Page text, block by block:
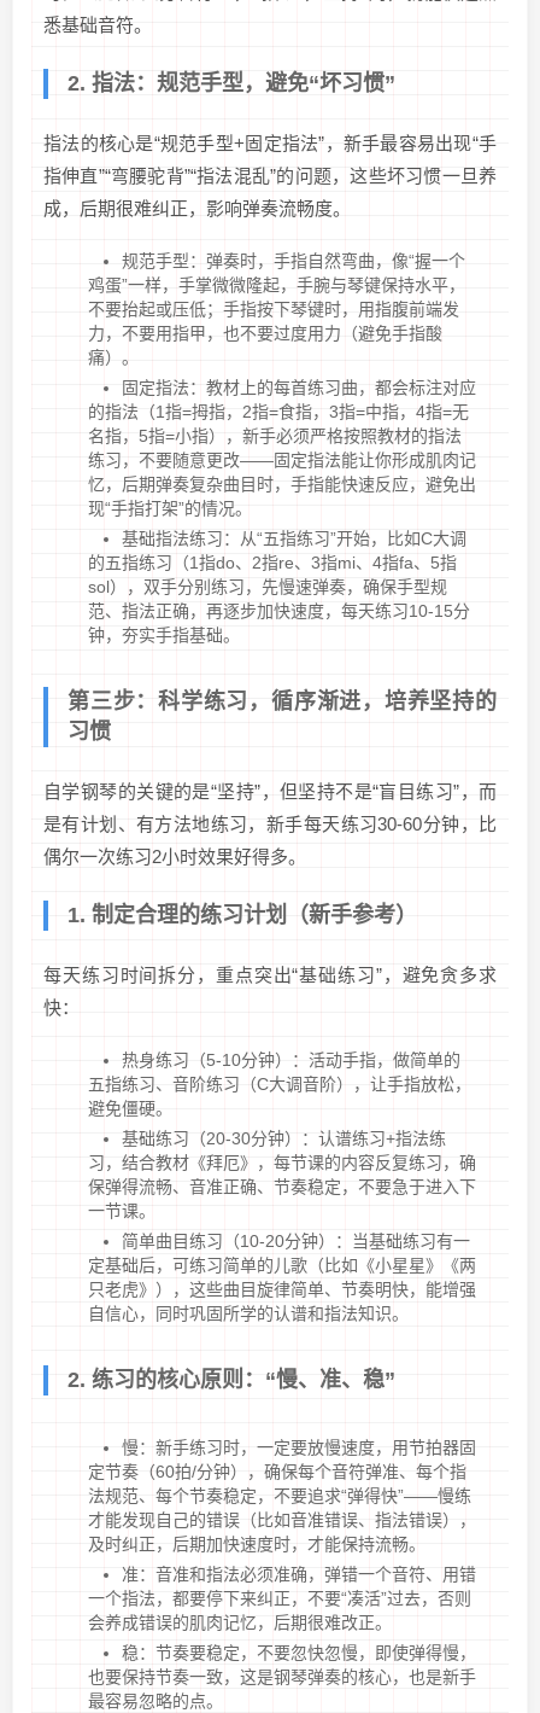
悉基础音符。
2. 指法：规范手型，避免“坏习惯”
指法的核心是“规范手型+固定指法”，新手最容易出现“手
指伸直”“弯腰驼背”“指法混乱”的问题，这些坏习惯一旦养
成，后期很难纠正，影响弹奏流畅度。
规范手型：弹奏时，手指自然弯曲，像“握一个
鸡蛋”一样，手掌微微隆起，手腕与琴键保持水平，
不要抬起或压低；手指按下琴键时，用指腹前端发
力，不要用指甲，也不要过度用力（避免手指酸
痛）。
固定指法：教材上的每首练习曲，都会标注对应
的指法（1指=拇指，2指=食指，3指=中指，4指=无
名指，5指=小指），新手必须严格按照教材的指法
练习，不要随意更改——固定指法能让你形成肌肉记
忆，后期弹奏复杂曲目时，手指能快速反应，避免出
现“手指打架”的情况。
基础指法练习：从“五指练习”开始，比如C大调
的五指练习（1指do、2指re、3指mi、4指fa、5指
sol），双手分别练习，先慢速弹奏，确保手型规
范、指法正确，再逐步加快速度，每天练习10-15分
钟，夯实手指基础。
第三步：科学练习，循序渐进，培养坚持的
习惯
自学钢琴的关键的是“坚持”，但坚持不是“盲目练习”，而
是有计划、有方法地练习，新手每天练习30-60分钟，比
偶尔一次练习2小时效果好得多。
1. 制定合理的练习计划（新手参考）
每天练习时间拆分，重点突出“基础练习”，避免贪多求
快：
热身练习（5-10分钟）：活动手指，做简单的
五指练习、音阶练习（C大调音阶），让手指放松，
避免僵硬。
基础练习（20-30分钟）：认谱练习+指法练
习，结合教材《拜厄》，每节课的内容反复练习，确
保弹得流畅、音准正确、节奏稳定，不要急于进入下
一节课。
简单曲目练习（10-20分钟）：当基础练习有一
定基础后，可练习简单的儿歌（比如《小星星》《两
只老虎》），这些曲目旋律简单、节奏明快，能增强
自信心，同时巩固所学的认谱和指法知识。
2. 练习的核心原则：“慢、准、稳”
慢：新手练习时，一定要放慢速度，用节拍器固
定节奏（60拍/分钟），确保每个音符弹准、每个指
法规范、每个节奏稳定，不要追求“弹得快”——慢练
才能发现自己的错误（比如音准错误、指法错误），
及时纠正，后期加快速度时，才能保持流畅。
准：音准和指法必须准确，弹错一个音符、用错
一个指法，都要停下来纠正，不要“凑活”过去，否则
会养成错误的肌肉记忆，后期很难改正。
稳：节奏要稳定，不要忽快忽慢，即使弹得慢，
也要保持节奏一致，这是钢琴弹奏的核心，也是新手
最容易忽略的点。